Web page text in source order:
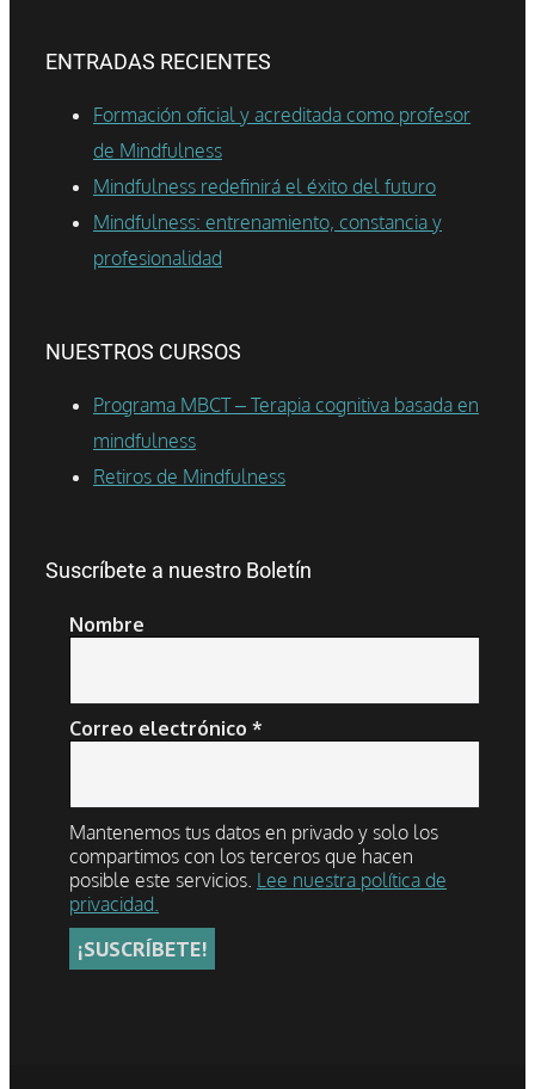
ENTRADAS RECIENTES
Formación oficial y acreditada como profesor
de Mindfulness
Mindfulness redefinirá el éxito del futuro
Mindfulness: entrenamiento, constancia y
profesionalidad
NUESTROS CURSOS
Programa MBCT – Terapia cognitiva basada en
mindfulness
Retiros de Mindfulness
Suscríbete a nuestro Boletín
Nombre
Correo electrónico *
Mantenemos tus datos en privado y solo los
compartimos con los terceros que hacen
posible este servicios. Lee nuestra política de
privacidad.